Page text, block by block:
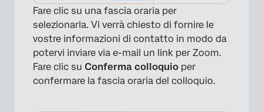
Fare clic su una fascia oraria per
selezionarla. Vi verrà chiesto di fornire le
vostre informazioni di contatto in modo da
potervi inviare via e-mail un link per Zoom.
Fare clic su Conferma colloquio per
confermare la fascia oraria del colloquio.